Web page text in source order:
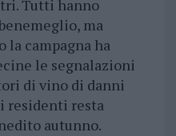
Tutti hanno
ma
la campagna ha
le segnalazioni
di vino di danni
residenti resta
autunno.